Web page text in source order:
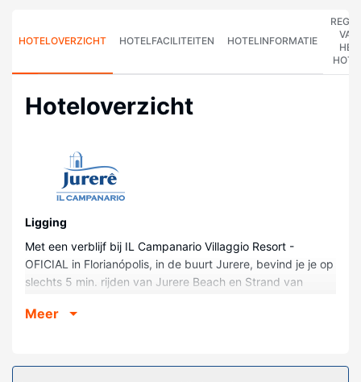
HOTELOVERZICHT HOTELFACILITEITEN HOTELINFORMATIE
VAN
HET
Hoteloverzicht
Ligging
Met een verblijf bij IL Campanario Villaggio Resort -
OFICIAL in Florianópolis, in de buurt Jurere, bevind je je op
slechts 5 min. rijden van Jurere Beach en Strand van
van Forte en op 20,3 km van Praia da Lagoinha.
Doe of je thuis bent in één van de 282 kamers met
Meer